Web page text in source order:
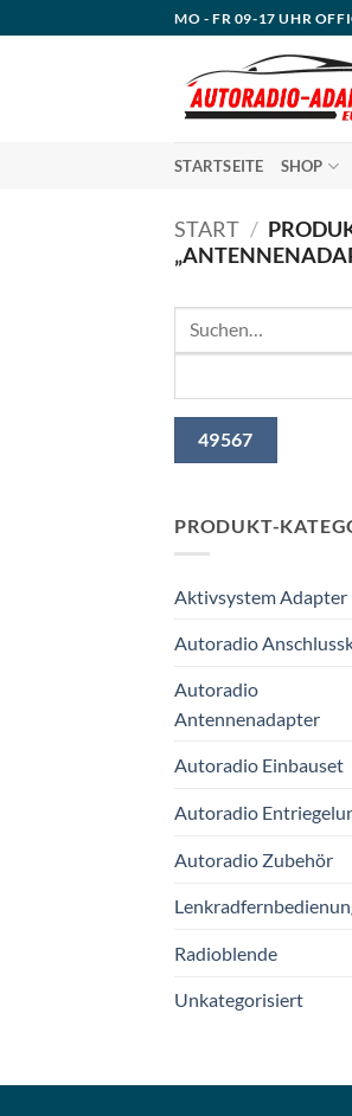
Inhalt
MO - FR 09-17 UHR
STARTSEITE SHOP
START /
PRODUKT-
Aktivsystem Adapter
Autoradio
Autoradio
Antennenadapter
Autoradio Einbauset
Autoradio
Autoradio Zubehör
Radioblende
Unkategorisiert